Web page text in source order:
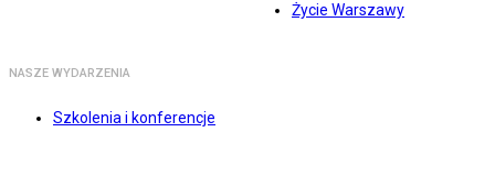
Życie Warszawy
NASZE WYDARZENIA
Szkolenia i konferencje